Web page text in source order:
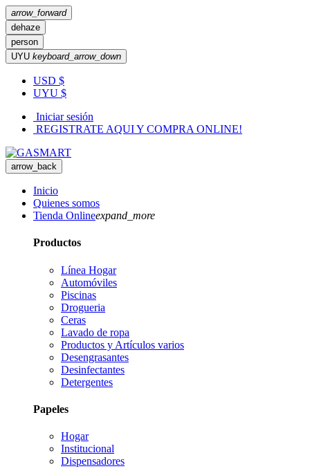
arrow_forward
dehaze
person
UYU keyboard_arrow_down
USD $
UYU $
Iniciar sesión
REGISTRATE AQUI Y COMPRA ONLINE!
arrow_back
Inicio
Quienes somos
Tienda Onlineexpand_more
Productos
Línea Hogar
Automóviles
Piscinas
Drogueria
Ceras
Lavado de ropa
Productos y Artículos varios
Desengrasantes
Desinfectantes
Detergentes
Papeles
Hogar
Institucional
Dispensadores